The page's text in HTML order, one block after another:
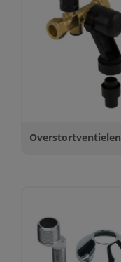
Overstortventielen